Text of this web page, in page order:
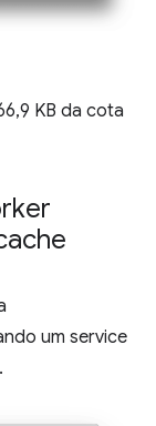
KB da cota
um service